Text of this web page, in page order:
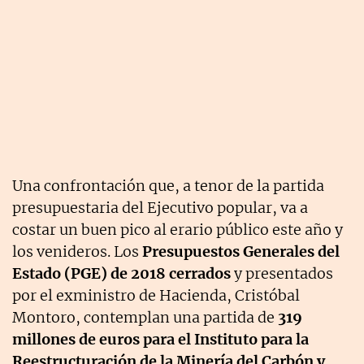
Una confrontación que, a tenor de la partida
presupuestaria del Ejecutivo popular, va a
costar un buen pico al erario público este año y
los venideros. Los Presupuestos Generales del
Estado (PGE) de 2018 cerradosy presentados
por el exministro de Hacienda, Cristóbal
Montoro, contemplan una partida de 319
millones de euros para el Instituto para la